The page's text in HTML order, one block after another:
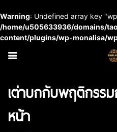
Warning: Undefined array key
/home/u505633936/domains/
content/plugins/wp-monalisa/
เต่าบกกับพฤติกรร
หน้า